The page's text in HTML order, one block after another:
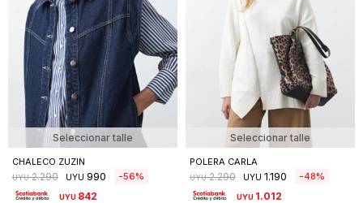
Seleccionar talle
CHALECO ZUZIN
UYU 2.290 UYU 990 56
UYU 842
Seleccionar talle
POLERA CARLA
UYU 2.290 UYU 1.190 48
UYU 1.012